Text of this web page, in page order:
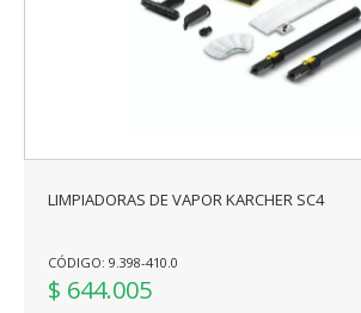
LIMPIADORAS DE VAPOR KARCHER SC4
CÓDIGO: 9.398-410.0
$ 644.005